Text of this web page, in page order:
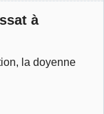
à
la doyenne